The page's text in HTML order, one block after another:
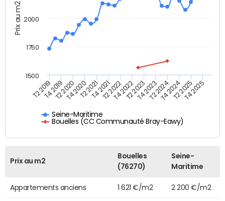
Prix au m2
Seine-Maritime
Bouelles (CC Communauté Bray-Eawy)
T2 2019T4 2019T2 2020T4 2020T2 2021T4 2021T2 2022T4 2022T2 2023T4 2023T2 2024T4 2024T2 2025T4 2025
2000
1500
1750
Prix au m2
Bouelles
(76270)
Seine-
Maritime
Appartements anciens 1 621 €/m2 2 200 €/m2